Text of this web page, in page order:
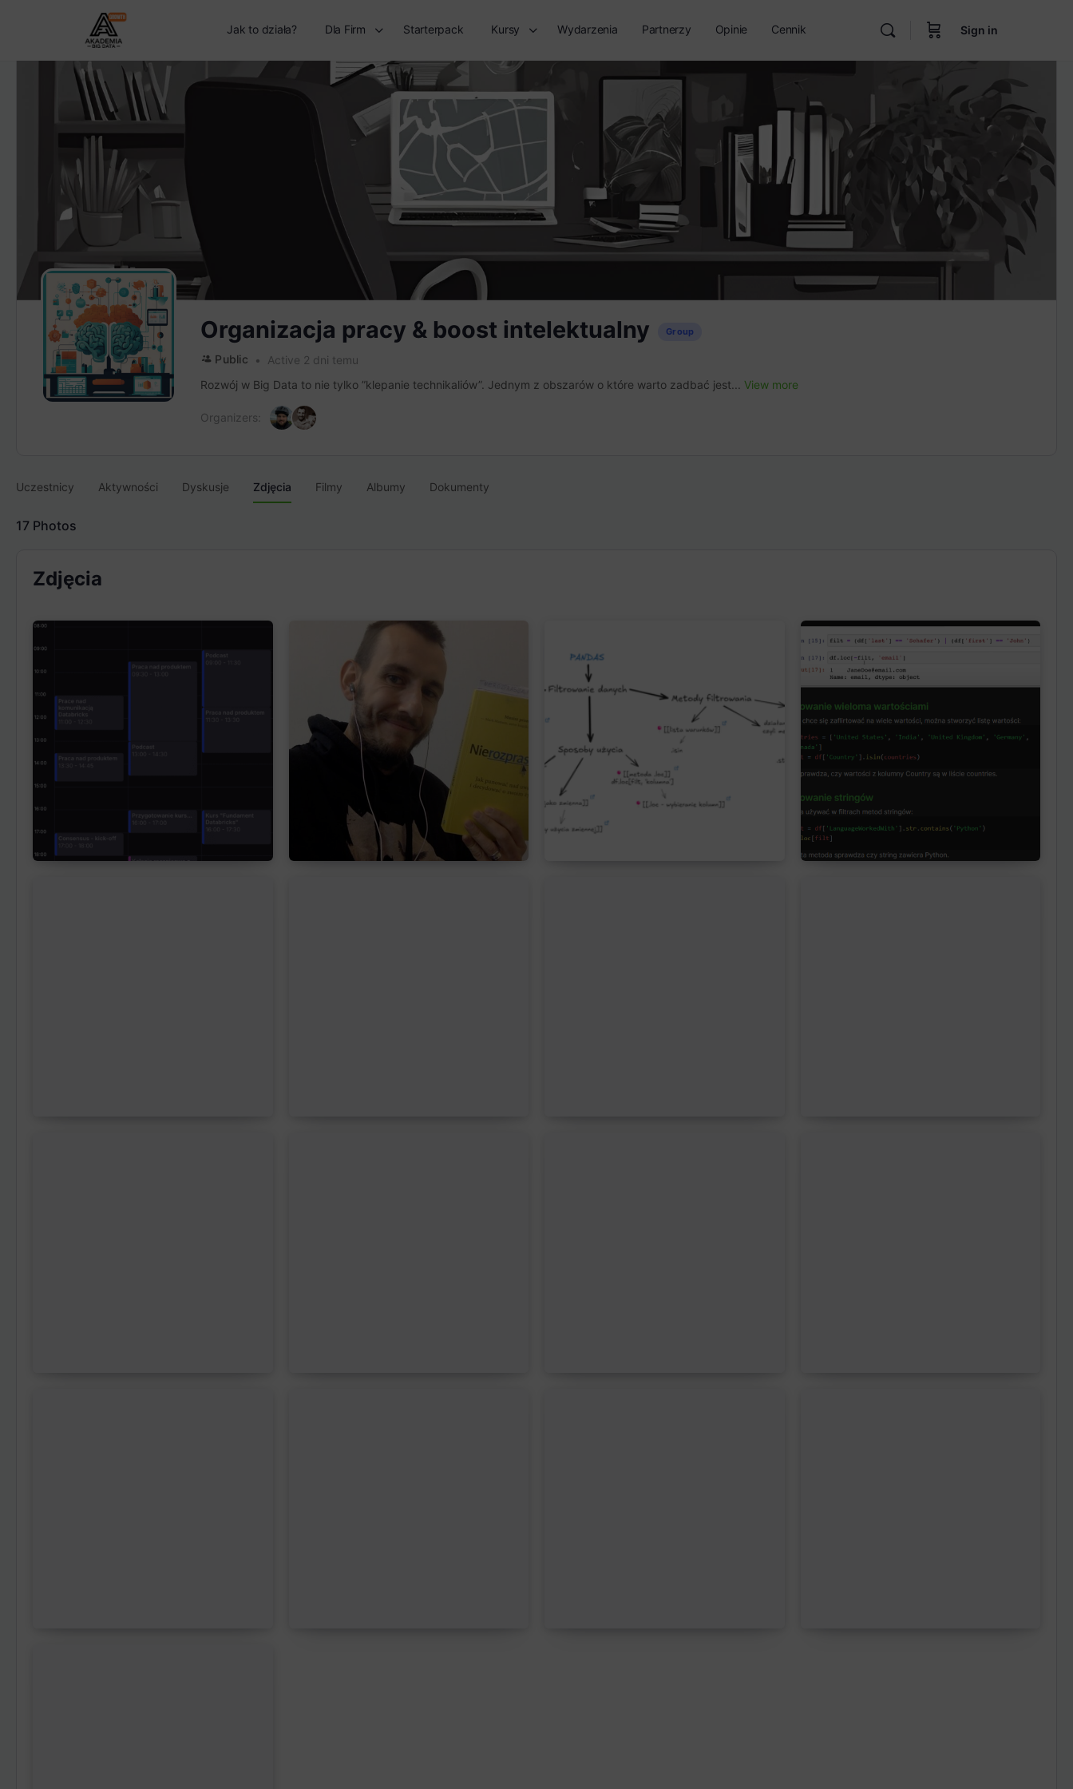
Jak to działa? Dla Firm Starterpack Kursy Wydarzenia Partnerzy Opinie Cennik Sign in
Organizacja pracy & boost intelektualny Group
Public
Active 2 dni temu
Rozwój w Big Data to nie tylko ”klepanie technikaliów”. Jednym z obszarów o które warto zadbać jest... View more
Organizers:
Uczestnicy Aktywności Dyskusje Zdjęcia Filmy Albumy Dokumenty
17 Photos
Zdjęcia